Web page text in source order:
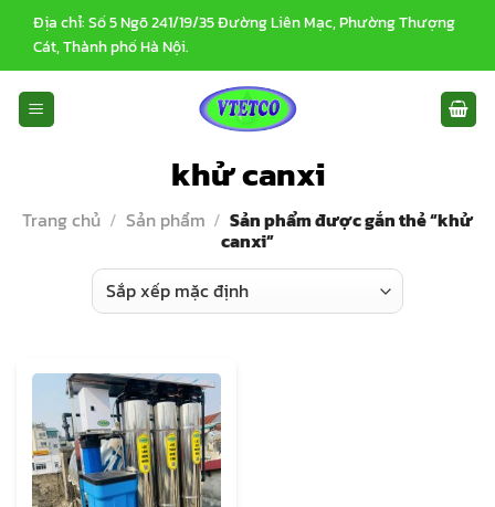
nội
dung
Địa chỉ: Số 5 Ngõ 241/19/35 Đường Liên Mạc, Phường Thượng
Cát, Thành phố Hà Nội.
khử canxi
Trang chủ / Sản phẩm / Sản phẩm được gắn thẻ “khử
canxi”